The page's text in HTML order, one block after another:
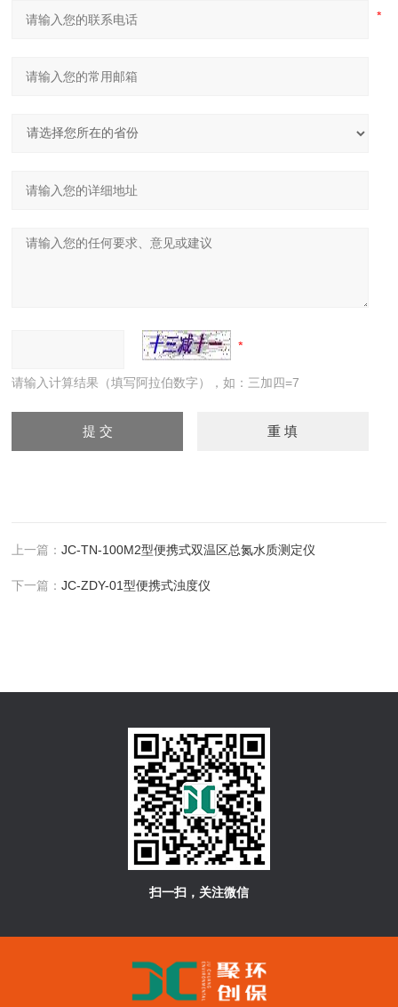
请输入计算结果（填写阿拉伯数字），如：三加四=7
上一篇：JC-TN-100M2型便携式双温区总氮水质测定仪
下一篇：JC-ZDY-01型便携式浊度仪
扫一扫，关注微信